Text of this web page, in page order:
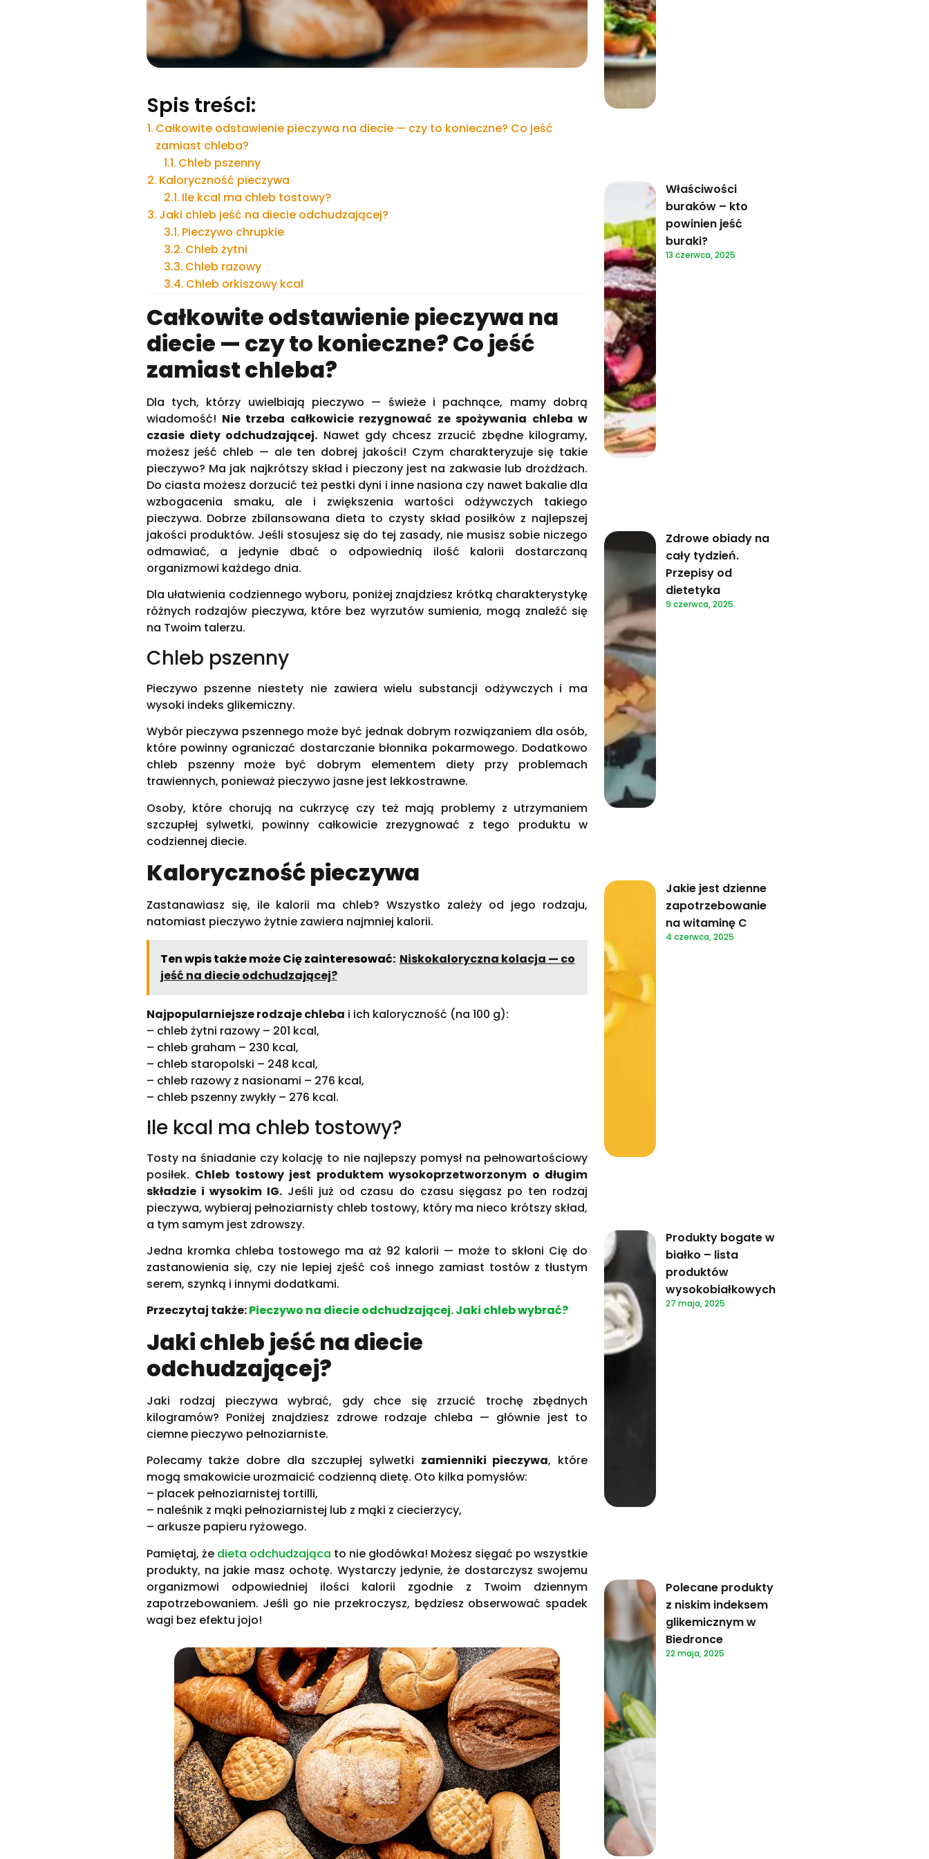
Spis treści:
Całkowite odstawienie pieczywa na diecie — czy to konieczne? Co jeść
zamiast chleba?
Chleb pszenny
Kaloryczność pieczywa
Ile kcal ma chleb tostowy?
Jaki chleb jeść na diecie odchudzającej?
Pieczywo chrupkie
Chleb żytni
Chleb razowy
Chleb orkiszowy kcal
Całkowite odstawienie pieczywa na
diecie — czy to konieczne? Co jeść
zamiast chleba?
Dla tych, którzy uwielbiają pieczywo — świeże i pachnące, mamy dobrą
wiadomość! Nie trzeba całkowicie rezygnować ze spożywania chleba w
czasie diety odchudzającej. Nawet gdy chcesz zrzucić zbędne kilogramy,
możesz jeść chleb — ale ten dobrej jakości! Czym charakteryzuje się takie
pieczywo? Ma jak najkrótszy skład i pieczony jest na zakwasie lub drożdżach.
Do ciasta możesz dorzucić też pestki dyni i inne nasiona czy nawet bakalie dla
wzbogacenia smaku, ale i zwiększenia wartości odżywczych takiego
pieczywa. Dobrze zbilansowana dieta to czysty skład posiłków z najlepszej
jakości produktów. Jeśli stosujesz się do tej zasady, nie musisz sobie niczego
odmawiać, a jedynie dbać o odpowiednią ilość kalorii dostarczaną
organizmowi każdego dnia.
Dla ułatwienia codziennego wyboru, poniżej znajdziesz krótką charakterystykę
różnych rodzajów pieczywa, które bez wyrzutów sumienia, mogą znaleźć się
na Twoim talerzu.
Chleb pszenny
Pieczywo pszenne niestety nie zawiera wielu substancji odżywczych i ma
wysoki indeks glikemiczny.
Wybór pieczywa pszennego może być jednak dobrym rozwiązaniem dla osób,
które powinny ograniczać dostarczanie błonnika pokarmowego. Dodatkowo
chleb pszenny może być dobrym elementem diety przy problemach
trawiennych, ponieważ pieczywo jasne jest lekkostrawne.
Osoby, które chorują na cukrzycę czy też mają problemy z utrzymaniem
szczupłej sylwetki, powinny całkowicie zrezygnować z tego produktu w
codziennej diecie.
Kaloryczność pieczywa
Zastanawiasz się, ile kalorii ma chleb? Wszystko zależy od jego rodzaju,
natomiast pieczywo żytnie zawiera najmniej kalorii.
Ten wpis także może Cię zainteresować: Niskokaloryczna kolacja — co
jeść na diecie odchudzającej?
Najpopularniejsze rodzaje chleba i ich kaloryczność (na 100 g):
– chleb żytni razowy – 201 kcal,
– chleb graham – 230 kcal,
– chleb staropolski – 248 kcal,
– chleb razowy z nasionami – 276 kcal,
– chleb pszenny zwykły – 276 kcal.
Ile kcal ma chleb tostowy?
Tosty na śniadanie czy kolację to nie najlepszy pomysł na pełnowartościowy
posiłek. Chleb tostowy jest produktem wysokoprzetworzonym o długim
składzie i wysokim IG.Jeśli już od czasu do czasu sięgasz po ten rodzaj
pieczywa, wybieraj pełnoziarnisty chleb tostowy, który ma nieco krótszy skład,
a tym samym jest zdrowszy.
Jedna kromka chleba tostowego ma aż 92 kalorii — może to skłoni Cię do
zastanowienia się, czy nie lepiej zjeść coś innego zamiast tostów z tłustym
serem, szynką i innymi dodatkami.
Przeczytaj także:Pieczywo na diecie odchudzającej. Jaki chleb wybrać?
Jaki chleb jeść na diecie
odchudzającej?
Jaki rodzaj pieczywa wybrać, gdy chce się zrzucić trochę zbędnych
kilogramów? Poniżej znajdziesz zdrowe rodzaje chleba — głównie jest to
ciemne pieczywo pełnoziarniste.
Polecamy także dobre dla szczupłej sylwetki zamienniki pieczywa, które
mogą smakowicie urozmaicić codzienną dietę. Oto kilka pomysłów:
– placek pełnoziarnistej tortilli,
– naleśnik z mąki pełnoziarnistej lub z mąki z ciecierzycy,
– arkusze papieru ryżowego.
Pamiętaj, że dieta odchudzająca to nie głodówka! Możesz sięgać po wszystkie
produkty, na jakie masz ochotę. Wystarczy jedynie, że dostarczysz swojemu
organizmowi odpowiedniej ilości kalorii zgodnie z Twoim dziennym
zapotrzebowaniem. Jeśli go nie przekroczysz, będziesz obserwować spadek
wagi bez efektu jojo!
Właściwości
buraków – kto
powinien jeść
buraki?
13 czerwca, 2025
Zdrowe obiady na
cały tydzień.
Przepisy od
dietetyka
9 czerwca, 2025
Jakie jest dzienne
zapotrzebowanie
na witaminę C
4 czerwca, 2025
Produkty bogate w
białko – lista
produktów
wysokobiałkowych
27 maja, 2025
Polecane produkty
z niskim indeksem
glikemicznym w
Biedronce
22 maja, 2025